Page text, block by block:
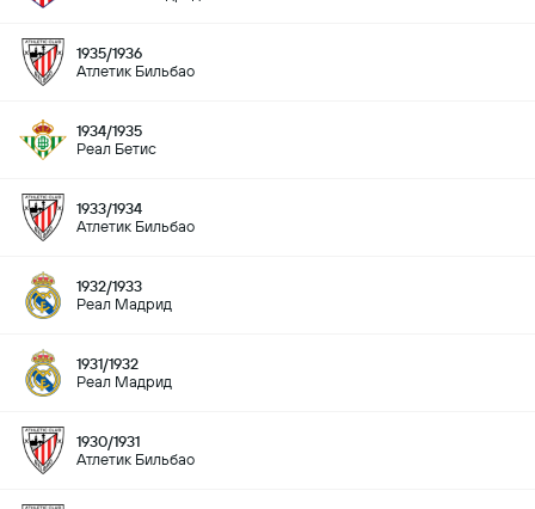
1935/1936
Атлетик Бильбао
1934/1935
Реал Бетис
1933/1934
Атлетик Бильбао
1932/1933
Реал Мадрид
1931/1932
Реал Мадрид
1930/1931
Атлетик Бильбао